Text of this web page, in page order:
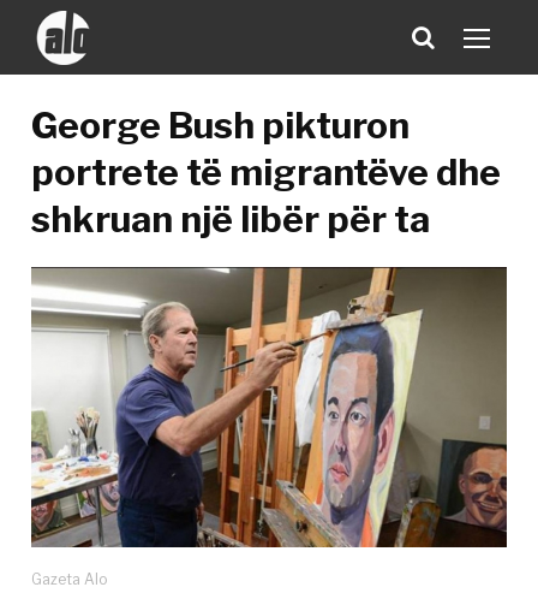
​George Bush pikturon
portrete të migrantëve dhe
shkruan një libër për ta
Gazeta Alo